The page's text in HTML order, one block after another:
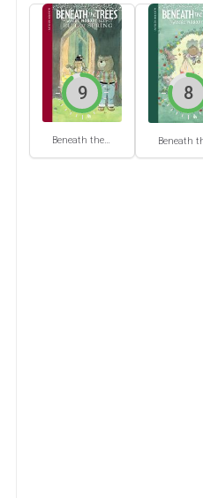
Beneath the trees where nobody sees #2
9 8